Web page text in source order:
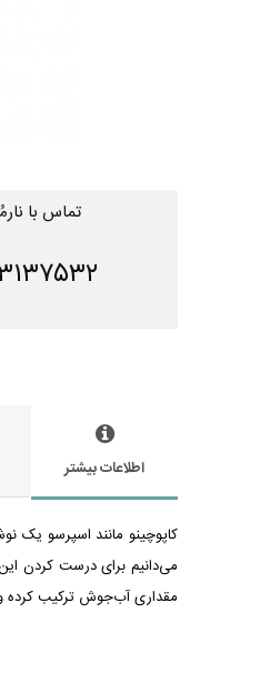
تماس با
اطلاعات بیشتر
کاپوچینو مانند اسپرسو یک
می‌دانیم برای درست کردن
مقداری آب‌جوش ترکیب کرده و